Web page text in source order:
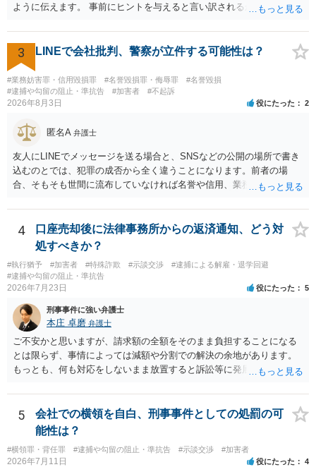
ように伝えます。 事前にヒントを与えると言い訳されるからです。 ・
たり →やはり痴漢として疑われているのでは。 そもそも痴漢をやって
ないのであれば、何も疑われる筋合いは無いわけですし狼狽える必要
はないですね。
3 LINEで会社批判、警察が立件する可能性は？
#業務妨害罪・信用毀損罪 #名誉毀損罪・侮辱罪
#名誉毀損
#逮捕や勾留の阻止・準抗告
#加害者 #不起訴
2026年8月3日 役にたった 2
匿名A 弁護士
友人にLINEでメッセージを送る場合と、SNSなどの公開の場所で書き
込むのとでは、犯罪の成否から全く違うことになります。前者の場
合、そもそも世間に流布していなければ名誉や信用、業務にかかる犯
4
口座売却後に法律事務所からの返済通知、どう対
処すべきか？
#執行猶予 #加害者 #特殊詐欺 #示談交渉
#逮捕による解雇・退学回避
#逮捕や勾留の阻止・準抗告
2026年7月23日 役にたった 5
刑事事件に強い弁護士
本庄 卓磨 弁護士
ご不安かと思いますが、請求額の全額をそのまま負担することになる
とは限らず、事情によっては減額や分割での解決の余地があります。
もっとも、何も対応をしないまま放置すると訴訟等に発展してしまう
めします。
5
会社での横領を自白、刑事事件としての処罰の可
能性は？
#横領罪・背任罪 #逮捕や勾留の阻止・準抗告 #示談交渉 #加害者
2026年7月11日 役にたった 4